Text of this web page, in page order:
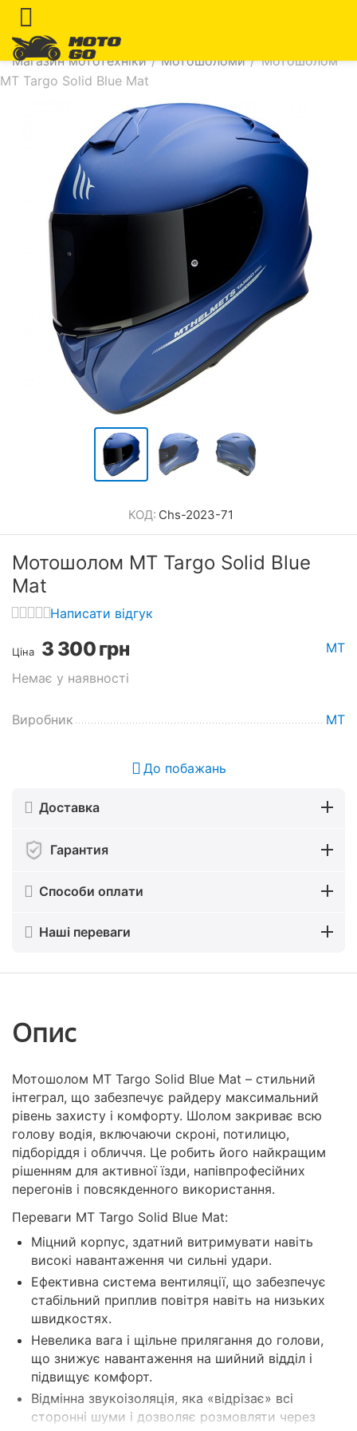
Магазин мототехніки / Мотошоломи / Мотошолом
MT Targo Solid Blue Mat
КОД: Chs-2023-71
Мотошолом MT Targo Solid Blue
Mat
Написати відгук
Ціна 3 300грн
Немає у наявності
MT
Виробник MT
До побажань
Доставка
Гарантия
Способи оплати
Наші переваги
Опис
Мотошолом MT Targo Solid Blue Mat – стильний
інтеграл, що забезпечує райдеру максимальний
рівень захисту і комфорту. Шолом закриває всю
голову водія, включаючи скроні, потилицю,
підборіддя і обличчя. Це робить його найкращим
рішенням для активної їзди, напівпрофесійних
перегонів і повсякденного використання.
Переваги MT Targo Solid Blue Mat:
Міцний корпус, здатний витримувати навіть
високі навантаження чи сильні удари.
Ефективна система вентиляції, що забезпечує
стабільний приплив повітря навіть на низьких
швидкостях.
Невелика вага і щільне прилягання до голови,
що знижує навантаження на шийний відділ і
підвищує комфорт.
Відмінна звукоізоляція, яка «відрізає» всі
сторонні шуми і дозволяє розмовляти через